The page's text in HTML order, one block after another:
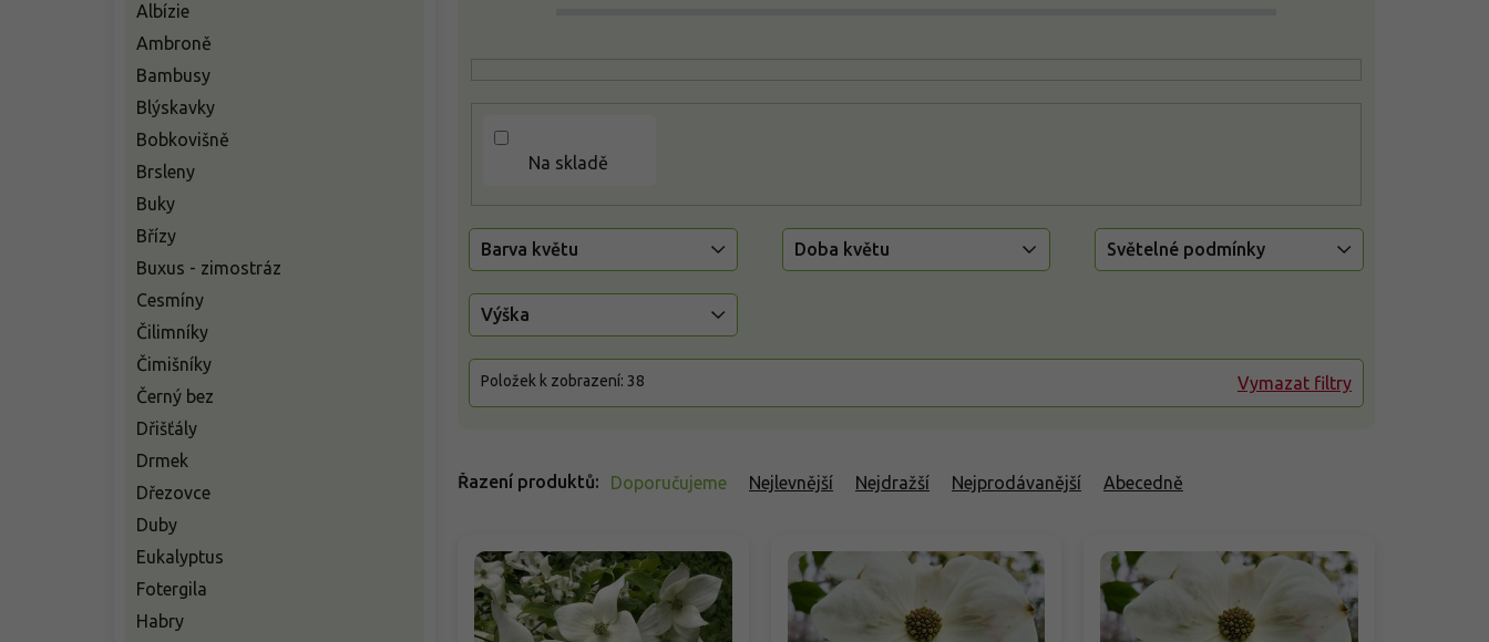
Albízie
Ambroně
Bambusy
Blýskavky
Bobkovišně
Brsleny
Buky
Břízy
Buxus - zimostráz
Cesmíny
Čilimníky
Čimišníky
Černý bez
Dřišťály
Drmek
Dřezovce
Duby
Eukalyptus
Fotergila
Habry
Řazení produktů Doporučujeme Nejlevnější Nejdražší Nejprodávanější Abecedně
Na skladě
Barva květu Doba květu Světelné podmínky
Výška
Vymazat filtry
Položek k zobrazení: 38